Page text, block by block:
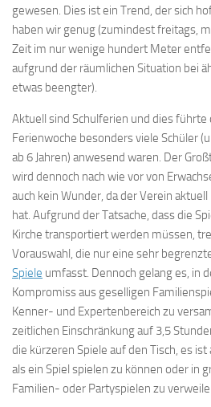
gewesen. Dies ist ein Trend, der sich
haben wir genug (zumindest freitags,
Zeit im nur wenige hundert Meter
aufgrund der räumlichen Situation bei
etwas beengter).
Aktuell sind Schulferien und dies führte
Ferienwoche besonders viele Schüler
ab 6 Jahren) anwesend waren. Der
wird dennoch nach wie vor von
auch kein Wunder, da der Verein
hat. Aufgrund der Tatsache, dass die
Kirche transportiert werden müssen,
Vorauswahl, die nur eine sehr
Spiele umfasst. Dennoch gelang es, in
Kompromiss aus geselligen
Kenner- und Expertenbereich zu
zeitlichen Einschränkung auf 3,5
die kürzeren Spiele auf den Tisch, es
als ein Spiel spielen zu können oder in
Familien- oder Partyspielen zu